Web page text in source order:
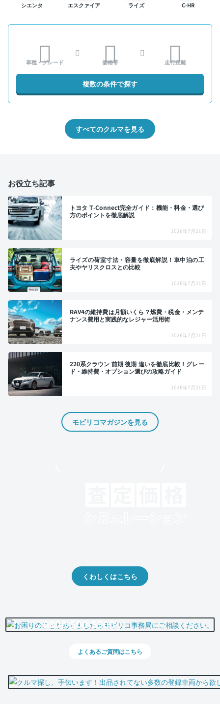
シエンタ エスクァイア ライズ C-HR
車種・グレード 価格帯 走行距離
複数の条件で探す
すべてのクルマを見る
お役立ち記事
トヨタ T-Connect完全ガイド：機能・料金・選び
方のポイントを徹底解説
2026年7月21日
ライズの荷室寸法・容量を徹底解説！車中泊の工
夫やヤリスクロスとの比較
2026年7月21日
RAV4の維持費は月額いくら？燃費・税金・メンテ
ナンス費用と実践的なレジャー活用術
2026年7月21日
220系クラウン 前期 後期 違いを徹底比較！グレー
ド・維持費・オプション選びの攻略ガイド
2026年7月21日
モビリコマガジンを見る
くわしくはこちら
0800-500-5500
よくあるご質問はこちら